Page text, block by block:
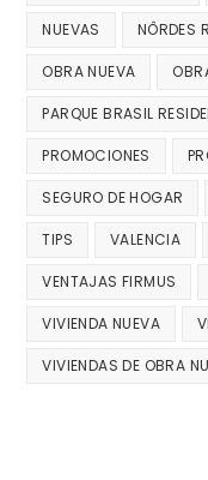
NUEVAS NÔRDES
OBRA NUEVA
PARQUE BRASIL
PROMOCIONES
SEGURO DE HOGAR
TIPS VALENCIA
VENTAJAS FIRMUS
VIVIENDA NUEVA
VIVIENDAS DE OBRA